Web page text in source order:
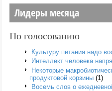
Лидеры месяца
По голосованию
Культуру питания надо
Интеллект человека
Некоторые
продуктовой корзины (1)
Восемь слов о